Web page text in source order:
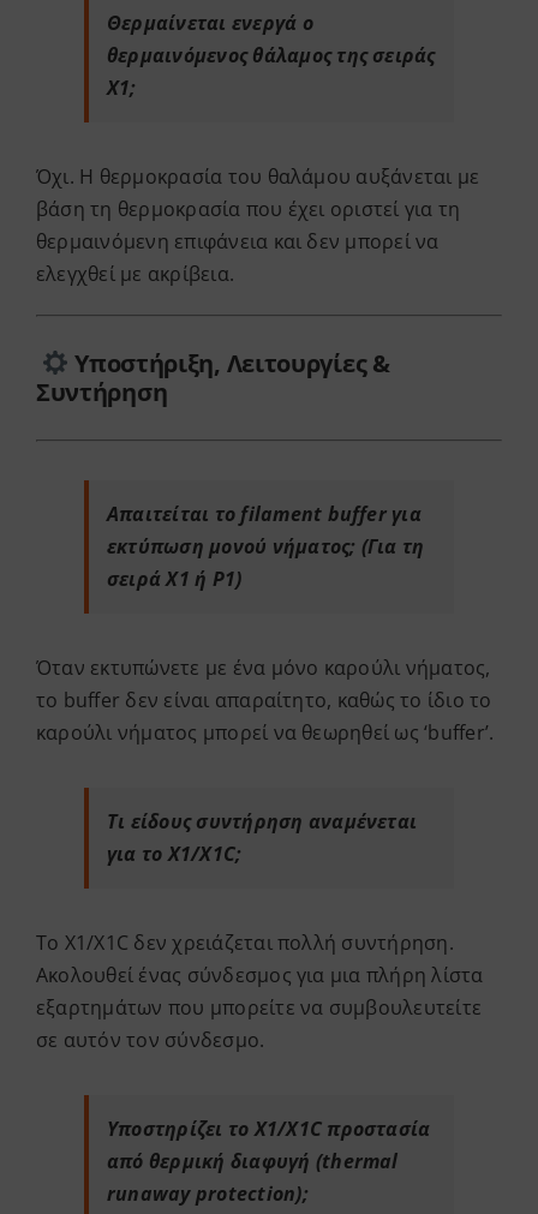
Θερμαίνεται ενεργά ο
θερμαινόμενος θάλαμος της σειράς
X1;
Όχι. Η θερμοκρασία του θαλάμου αυξάνεται με
βάση τη θερμοκρασία που έχει οριστεί για τη
θερμαινόμενη επιφάνεια και δεν μπορεί να
ελεγχθεί με ακρίβεια.
Υποστήριξη, Λειτουργίες &
Συντήρηση
Απαιτείται το filament buffer για
εκτύπωση μονού νήματος; (Για τη
σειρά X1 ή P1)
Όταν εκτυπώνετε με ένα μόνο καρούλι νήματος,
το buffer δεν είναι απαραίτητο, καθώς το ίδιο το
καρούλι νήματος μπορεί να θεωρηθεί ως ‘buffer’.
Τι είδους συντήρηση αναμένεται
για το X1/X1C;
Το X1/X1C δεν χρειάζεται πολλή συντήρηση.
Ακολουθεί ένας σύνδεσμος για μια πλήρη λίστα
εξαρτημάτων που μπορείτε να συμβουλευτείτε
σε αυτόν τον σύνδεσμο.
Υποστηρίζει το X1/X1C προστασία
από θερμική διαφυγή (thermal
runaway protection);